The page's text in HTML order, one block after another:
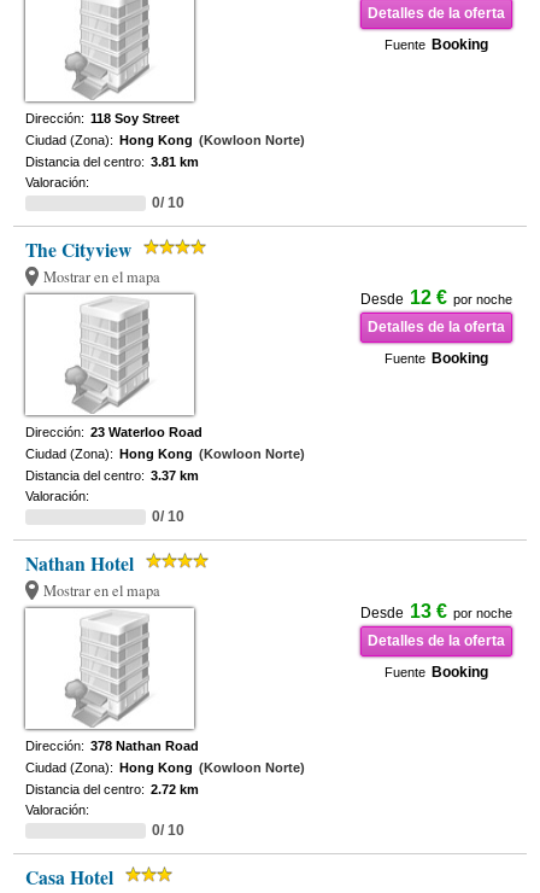
Detalles de la oferta
Fuente Booking
Dirección: 118 Soy Street
Ciudad (Zona): Hong Kong (Kowloon Norte)
Distancia del centro: 3.81 km
Valoración:
0/ 10
The Cityview
Mostrar en el mapa
Desde 12 € por noche
Detalles de la oferta
Fuente Booking
Dirección: 23 Waterloo Road
Ciudad (Zona): Hong Kong (Kowloon Norte)
Distancia del centro: 3.37 km
Valoración:
0/ 10
Nathan Hotel
Mostrar en el mapa
Desde 13 € por noche
Detalles de la oferta
Fuente Booking
Dirección: 378 Nathan Road
Ciudad (Zona): Hong Kong (Kowloon Norte)
Distancia del centro: 2.72 km
Valoración:
0/ 10
Casa Hotel